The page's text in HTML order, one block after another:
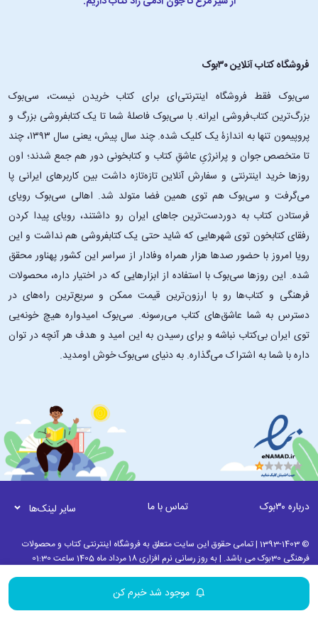
موجود شد خبرم کن
فروشگاه کتاب آنلاین ۳۰بوک
سی‌بوک فقط فروشگاه اینترنتی‌ای برای کتاب خریدن نیست، سی‌بوک
بزرگ‌ترین کتاب‌فروشی ایرانه. با سی‌بوک فاصلۀ شما تا یک کتابفروشی بزرگ و
پروپیمون تنها به اندازۀ یک کلیک شده. چند سال پیش، یعنی سال ۱۳۹۳، چند
تا متخصص جوان و پرانرژیِ عاشقِ کتاب و کتابخونی دور هم جمع شدند؛ اون‌
روزها خرید اینترنتی و سفارش آنلاین تازه‌تازه داشت بین کاربرهای ایرانی پا
می‌گرفت و سی‌بوک هم توی همین فضا متولد شد. اهالی سی‌بوک رویای
فرستادن کتاب به دوردست‌ترین جاهای ایران رو داشتند، رویای پیدا کردن
رفقای کتابخون توی شهرهایی که شاید حتی یک کتابفروشی هم نداشت و این
رویا امروز با حضور صدها هزار همراه وفادار از سراسر این کشور پهناور محقق
شده. این ‌روزها سی‌بوک با استفاده از ابزارهایی که در اختیار داره، محصولات
فرهنگی و کتاب‌ها رو با ارزون‌ترین قیمت ممکن و سریع‌ترین راه‌های در
دسترس به شما عاشق‌های کتاب می‌رسونه. سی‌بوک امیدواره هیچ خونه‌یی
توی ایران بی‌کتاب نباشه و برای رسیدن به این امید و هدف هر آنچه در توان
داره با شما به اشتراک می‌گذاره. به دنیای سی‌بوک خوش اومدید.
درباره ۳۰بوک تماس با ما سایر لینک‌ها
© 1393-1403 | تمامی حقوق این سایت متعلق به فروشگاه اینترنتی کتاب و محصولات
فرهنگی 30بوک می باشد. | به روز رسانی نرم افزاری 18 مرداد ماه 1405 ساعت 01:30